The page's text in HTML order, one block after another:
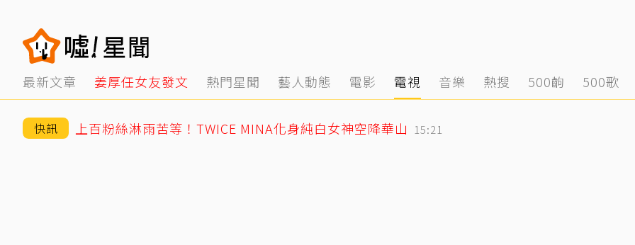
最新文章 姜厚任女友發文 熱門星聞 藝人動態 電影 電視 音樂 熱搜 500齣 500歌
快訊 上百粉絲淋雨苦等！TWICE MINA化身純白女神空降華山 15:21